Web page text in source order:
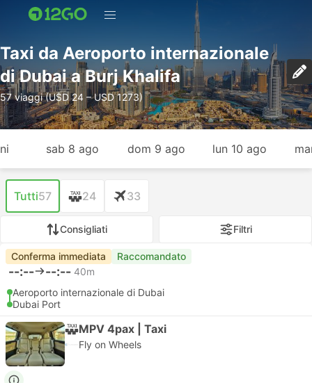
Taxi da Aeroporto internazionale
di Dubai a Burj Khalifa
57 viaggi (USD 24 – USD 1273)
sab 8 ago dom 9 ago lun 10 ago
Tutti57 24 33
Consigliati Filtri
Conferma immediata Raccomandato
--:-- --:-- 40m
Aeroporto internazionale di Dubai
Dubai Port
MPV 4pax | Taxi
Fly on Wheels